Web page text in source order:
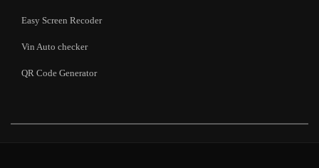
Easy Screen Recoder
Vin Auto checker
QR Code Generator